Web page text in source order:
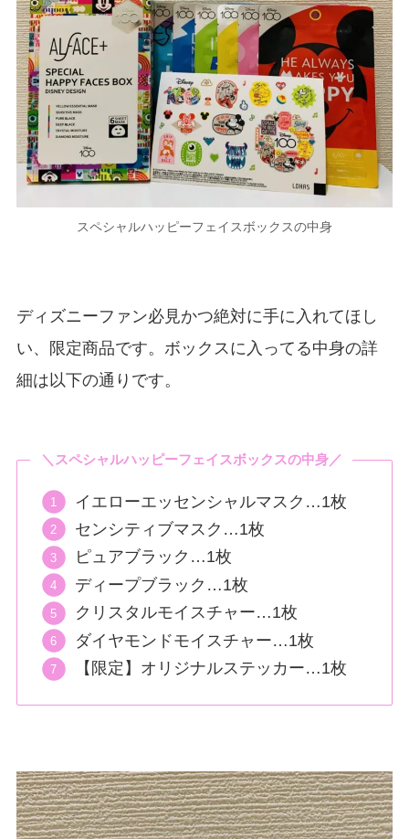
スペシャルハッピーフェイスボックスの中身
ディズニーファン必見かつ絶対に手に入れてほし
い、限定商品です。ボックスに入ってる中身の詳
細は以下の通りです。
＼スペシャルハッピーフェイスボックスの中身／
イエローエッセンシャルマスク…1枚
センシティブマスク…1枚
ピュアブラック…1枚
ディープブラック…1枚
クリスタルモイスチャー…1枚
ダイヤモンドモイスチャー…1枚
【限定】オリジナルステッカー…1枚